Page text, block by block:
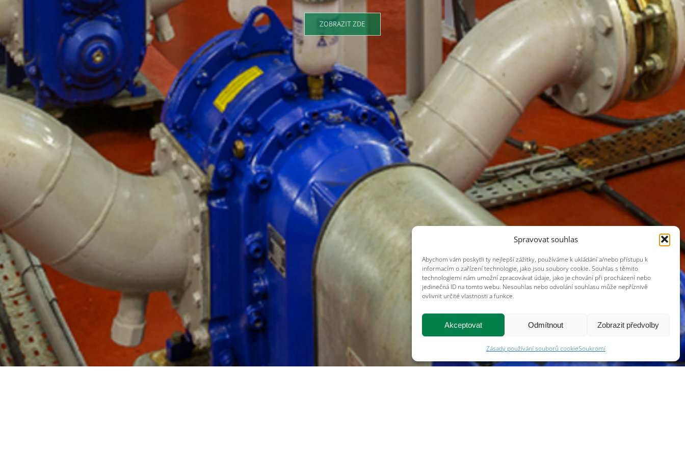
Spravovat souhlas
Abychom vám poskytli ty nejlepší zážitky, používáme k ukládání a/nebo přístupu k
informacím o zařízení technologie, jako jsou soubory cookie. Souhlas s těmito
technologiemi nám umožní zpracovávat údaje, jako je chování při procházení nebo
jedinečná ID na tomto webu. Nesouhlas nebo odvolání souhlasu může nepříznivě
ovlivnit určité vlastnosti a funkce.
Akceptovat Odmítnout Zobrazit předvolby
Zásady používání souborů cookieSoukromí
ZOBRAZIT ZDE